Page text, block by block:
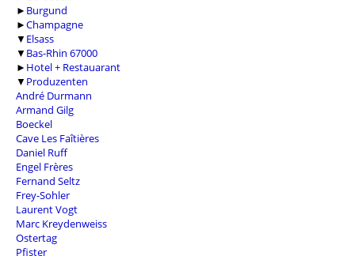
► Burgund
►Champagne
▼ Elsass
▼ Bas-Rhin 67000
► Hotel + Restauarant
▼ Produzenten
André Durmann
Armand Gilg
Boeckel
Cave Les Faîtières
Daniel Ruff
Engel Frères
Fernand Seltz
Frey-Sohler
Laurent Vogt
Marc Kreydenweiss
Ostertag
Pfister